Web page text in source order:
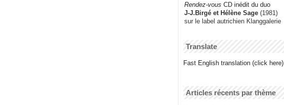
Rendez-vous CD inédit du duo
J-J.Birgé et Hélène Sage (1981)
sur le label autrichien Klanggalerie
Translate
Fast English translation (click here)
Articles récents par thème